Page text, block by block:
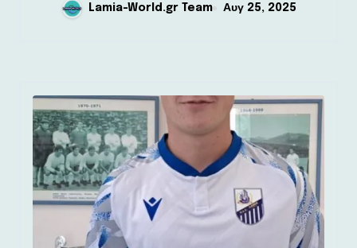
Lamia-World.gr Team Αυγ 25, 2025